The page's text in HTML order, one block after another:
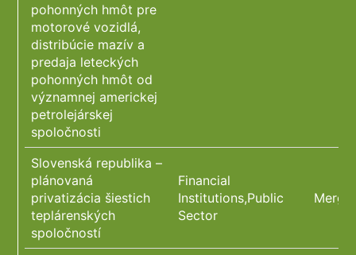
pohonných hmôt pre
motorové vozidlá,
distribúcie mazív a
predaja leteckých
pohonných hmôt od
významnej americkej
petrolejárskej
spoločnosti
Slovenská republika –
plánovaná
privatizácia šiestich
teplárenských
spoločností
Financial
Institutions,Public
Sector